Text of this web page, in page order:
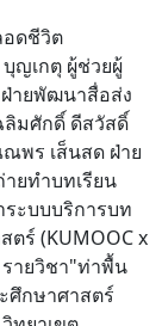
อดชีวิต
ญเกตุ ผู้ช่วยผู้
ายพัฒนาสื่อส่ง
ลิมศักดิ์ ดีสวัสดิ์
พร เส็นสด ฝ่าย
ยทำบทเรียน
ะบบบริการบท
ตร์ (KUMOOC x
รายวิชา"ท่าพื้น
ศึกษาศาสตร์